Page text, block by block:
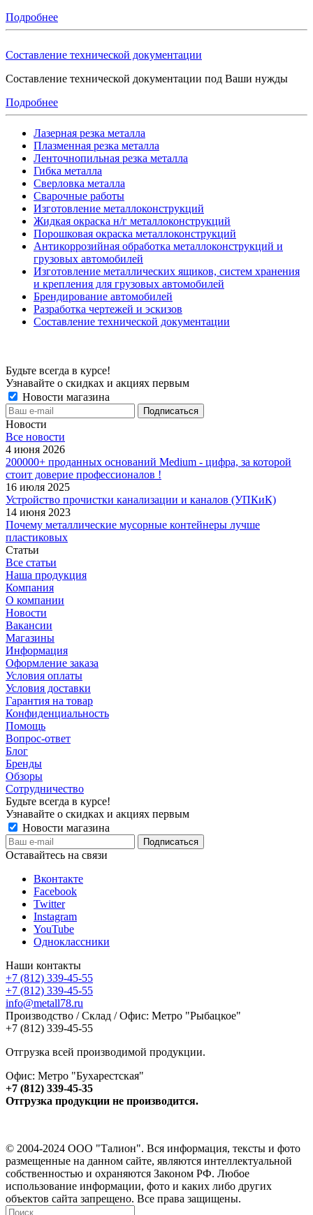
Подробнее
Составление технической документации
Составление технической документации под Ваши нужды
Подробнее
Лазерная резка металла
Плазменная резка металла
Ленточнопильная резка металла
Гибка металла
Сверловка металла
Сварочные работы
Изготовление металлоконструкций
Жидкая окраска н/г металлоконструкций
Порошковая окраска металлоконструкций
Антикоррозийная обработка металлоконструкций и
грузовых автомобилей
Изготовление металлических ящиков, систем хранения
и крепления для грузовых автомобилей
Брендирование автомобилей
Разработка чертежей и эскизов
Составление технической документации
Будьте всегда в курсе!
Узнавайте о скидках и акциях первым
Новости магазина
Новости
Все новости
4 июня 2026
200000+ проданных оснований Medium - цифра, за которой
стоит доверие профессионалов !
16 июля 2025
Устройство прочистки канализации и каналов (УПКиК)
14 июня 2023
Почему металлические мусорные контейнеры лучше
пластиковых
Статьи
Все статьи
Наша продукция
Компания
О компании
Новости
Вакансии
Магазины
Информация
Оформление заказа
Условия оплаты
Условия доставки
Гарантия на товар
Конфиденциальность
Помощь
Вопрос-ответ
Блог
Бренды
Обзоры
Сотрудничество
Будьте всегда в курсе!
Узнавайте о скидках и акциях первым
Новости магазина
Оставайтесь на связи
Вконтакте
Facebook
Twitter
Instagram
YouTube
Одноклассники
Наши контакты
+7 (812) 339-45-55
+7 (812) 339-45-55
info@metall78.ru
Производство / Склад / Офис: Метро "Рыбацкое"
+7 (812) 339-45-55
Отгрузка всей производимой продукции.
Офис: Метро "Бухарестская"
+7 (812) 339-45-35
Отгрузка продукции не производится.
© 2004-2024 ООО "Талион". Вся информация, тексты и фото
размещенные на данном сайте, являются интеллектуальной
собственностью и охраняются Законом РФ. Любое
использование информации, фото и каких либо других
объектов сайта запрещено. Все права защищены.